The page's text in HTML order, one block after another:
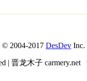
© 2004-2017 DesDev Inc.
| 晋龙木子